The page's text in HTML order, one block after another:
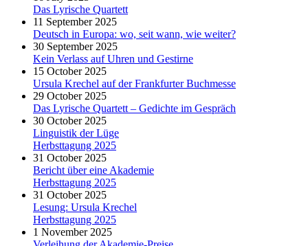
Das Lyrische Quartett
11 September 2025
Deutsch in Europa: wo, seit wann, wie weiter?
30 September 2025
Kein Verlass auf Uhren und Gestirne
15 October 2025
Ursula Krechel auf der Frankfurter Buchmesse
29 October 2025
Das Lyrische Quartett – Gedichte im Gespräch
30 October 2025
Linguistik der Lüge
Herbsttagung 2025
31 October 2025
Bericht über eine Akademie
Herbsttagung 2025
31 October 2025
Lesung: Ursula Krechel
Herbsttagung 2025
1 November 2025